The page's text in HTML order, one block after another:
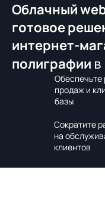
Облачный
готовое
интернет-
полиграфии
Обеспечьте
продаж и
базы
Сократите
на
клиентов